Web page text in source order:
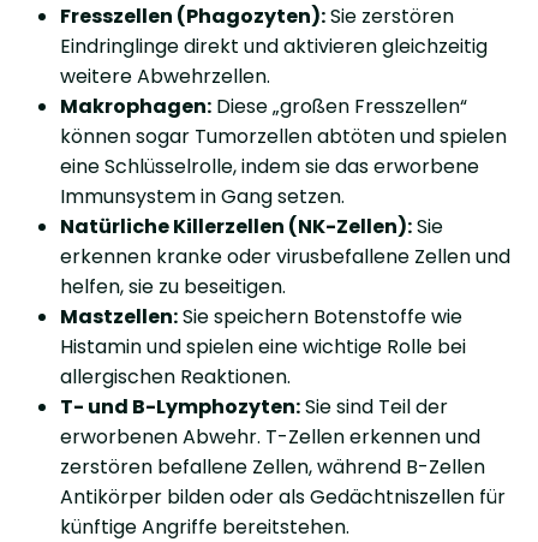
Fresszellen (Phagozyten):Sie zerstören
Eindringlinge direkt und aktivieren gleichzeitig
weitere Abwehrzellen.
Makrophagen: Diese „großen Fresszellen“
können sogar Tumorzellen abtöten und spielen
eine Schlüsselrolle, indem sie das erworbene
Immunsystem in Gang setzen.
Natürliche Killerzellen (NK-Zellen):Sie
erkennen kranke oder virusbefallene Zellen und
helfen, sie zu beseitigen.
Mastzellen:Sie speichern Botenstoffe wie
Histamin und spielen eine wichtige Rolle bei
allergischen Reaktionen.
T- und B-Lymphozyten:Sie sind Teil der
erworbenen Abwehr. T-Zellen erkennen und
zerstören befallene Zellen, während B-Zellen
Antikörper bilden oder als Gedächtniszellen für
künftige Angriffe bereitstehen.